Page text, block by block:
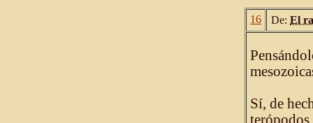
16 De: El
Sí, de
terópodos